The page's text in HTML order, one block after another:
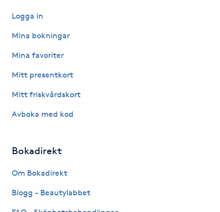
Fransrengöring
Frekvensterapi
Friskvårdsmassage
Funktionsanalys
Färgning
Logga in
Mina bokningar
Mina favoriter
Mitt presentkort
Mitt friskvårdskort
Avboka med kod
Bokadirekt
Om Bokadirekt
Blogg - Beautylabbet